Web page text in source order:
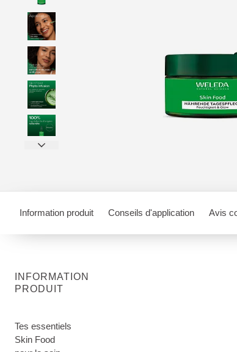
Information produit Conseils d'application Avis
INFORMATION
PRODUIT
Tes essentiels
Skin Food